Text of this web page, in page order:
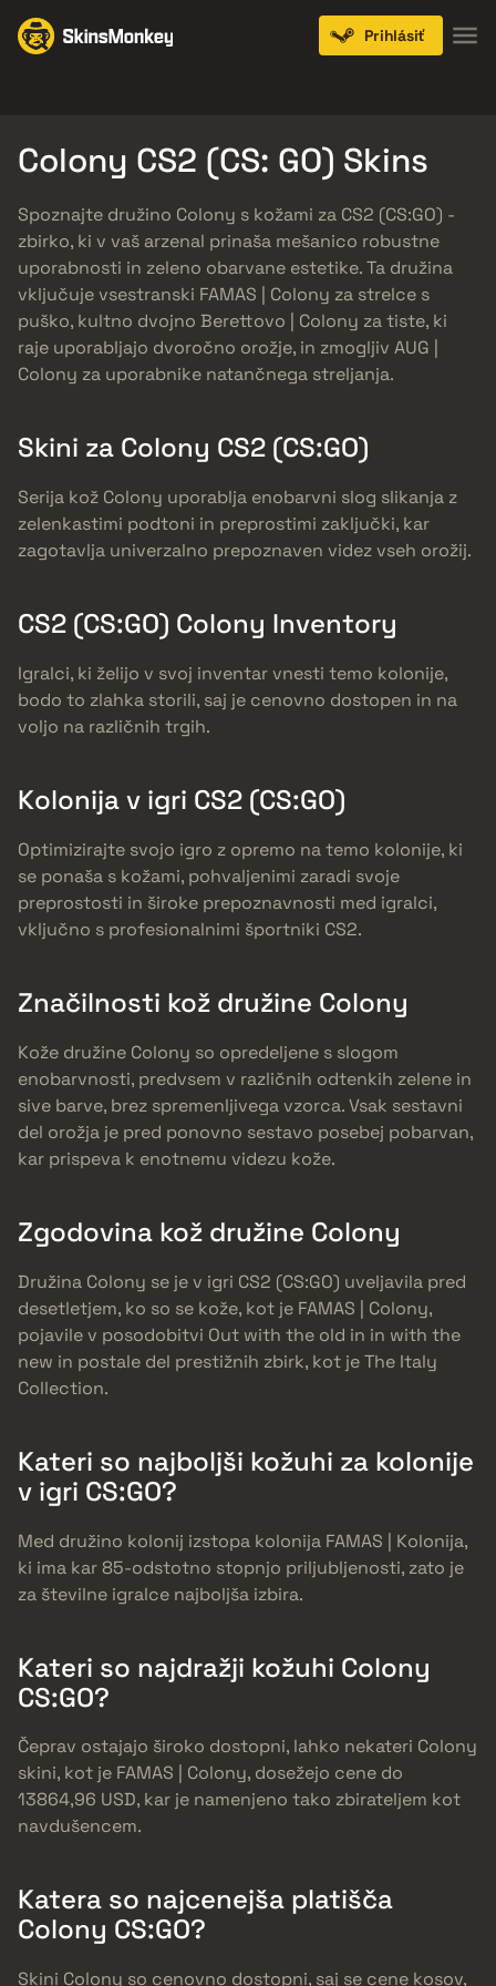
Prihlásiť
Colony CS2 (CS: GO) Skins
Spoznajte družino Colony s kožami za CS2 (CS:GO) -
zbirko, ki v vaš arzenal prinaša mešanico robustne
uporabnosti in zeleno obarvane estetike. Ta družina
vključuje vsestranski FAMAS | Colony za strelce s
puško, kultno dvojno Berettovo | Colony za tiste, ki
raje uporabljajo dvoročno orožje, in zmogljiv AUG |
Colony za uporabnike natančnega streljanja.
Skini za Colony CS2 (CS:GO)
Serija kož Colony uporablja enobarvni slog slikanja z
zelenkastimi podtoni in preprostimi zaključki, kar
zagotavlja univerzalno prepoznaven videz vseh orožij.
CS2 (CS:GO) Colony Inventory
Igralci, ki želijo v svoj inventar vnesti temo kolonije,
bodo to zlahka storili, saj je cenovno dostopen in na
voljo na različnih trgih.
Kolonija v igri CS2 (CS:GO)
Optimizirajte svojo igro z opremo na temo kolonije, ki
se ponaša s kožami, pohvaljenimi zaradi svoje
preprostosti in široke prepoznavnosti med igralci,
vključno s profesionalnimi športniki CS2.
Značilnosti kož družine Colony
Kože družine Colony so opredeljene s slogom
enobarvnosti, predvsem v različnih odtenkih zelene in
sive barve, brez spremenljivega vzorca. Vsak sestavni
del orožja je pred ponovno sestavo posebej pobarvan,
kar prispeva k enotnemu videzu kože.
Zgodovina kož družine Colony
Družina Colony se je v igri CS2 (CS:GO) uveljavila pred
desetletjem, ko so se kože, kot je FAMAS | Colony,
pojavile v posodobitvi Out with the old in in with the
new in postale del prestižnih zbirk, kot je The Italy
Collection.
Kateri so najboljši kožuhi za kolonije
v igri CS:GO?
Med družino kolonij izstopa kolonija FAMAS | Kolonija,
ki ima kar 85-odstotno stopnjo priljubljenosti, zato je
za številne igralce najboljša izbira.
Kateri so najdražji kožuhi Colony
CS:GO?
Čeprav ostajajo široko dostopni, lahko nekateri Colony
skini, kot je FAMAS | Colony, dosežejo cene do
13864,96 USD, kar je namenjeno tako zbirateljem kot
navdušencem.
Katera so najcenejša platišča
Colony CS:GO?
Skini Colony so cenovno dostopni, saj se cene kosov,